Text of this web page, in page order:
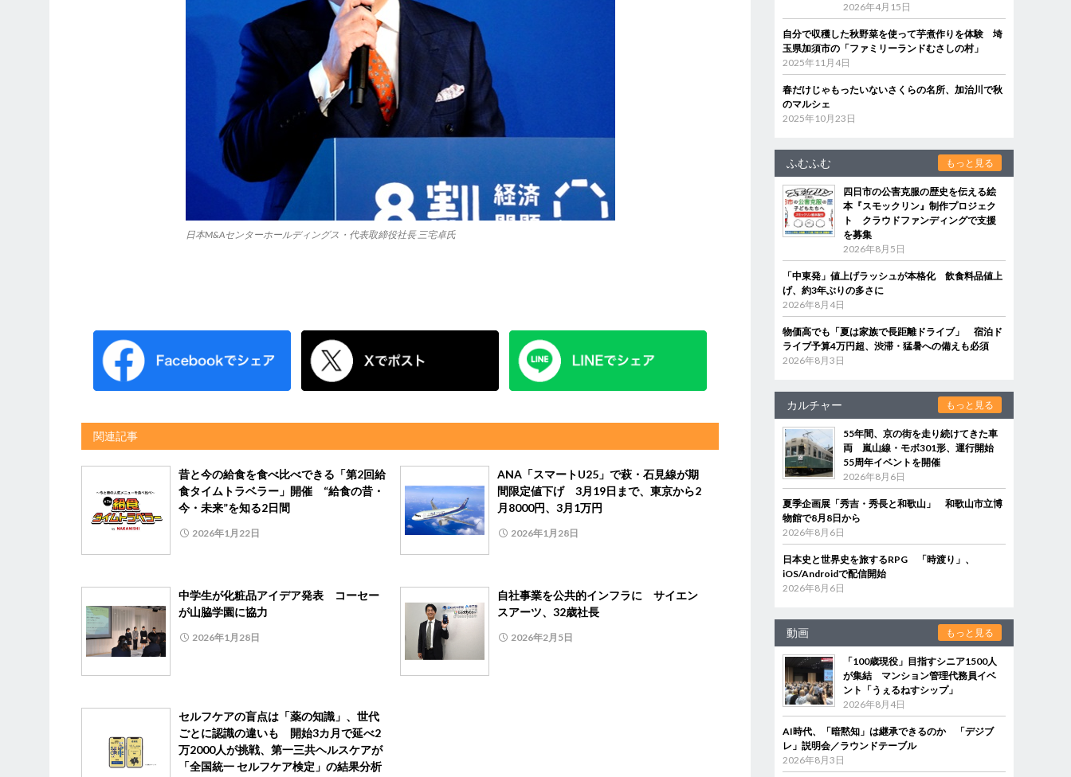
日本M&Aセンターホールディングス・代表取締役社長 三宅卓氏
関連記事
昔と今の給食を食べ比べできる「第2回給
食タイムトラベラー」開催 “給食の昔・
今・未来”を知る2日間
2026年1月22日
ANA「スマートU25」で萩・石見線が期
間限定値下げ 3月19日まで、東京から2
月8000円、3月1万円
2026年1月28日
中学生が化粧品アイデア発表 コーセー
が山脇学園に協力
2026年1月28日
自社事業を公共的インフラに サイエン
スアーツ、32歳社長
2026年2月5日
セルフケアの盲点は「薬の知識」、世代
ごとに認識の違いも 開始3カ月で延べ2
万2000人が挑戦、第一三共ヘルスケアが
「全国統一 セルフケア検定」の結果分析
2026年4月15日
自分で収穫した秋野菜を使って芋煮作りを体験 埼
玉県加須市の「ファミリーランドむさしの村」
2025年11月4日
春だけじゃもったいないさくらの名所、加治川で秋
のマルシェ
2025年10月23日
ふむふむ もっと見る
四日市の公害克服の歴史を伝える絵
本『スモックリン』制作プロジェク
ト クラウドファンディングで支援
を募集
2026年8月5日
「中東発」値上げラッシュが本格化 飲食料品値上
げ、約3年ぶりの多さに
2026年8月4日
物価高でも「夏は家族で長距離ドライブ」 宿泊ド
ライブ予算4万円超、渋滞・猛暑への備えも必須
2026年8月3日
カルチャー もっと見る
55年間、京の街を走り続けてきた車
両 嵐山線・モボ301形、運行開始
55周年イベントを開催
2026年8月6日
夏季企画展「秀吉・秀長と和歌山」 和歌山市立博
物館で8月8日から
2026年8月6日
日本史と世界史を旅するRPG 「時渡り」、
iOS/Androidで配信開始
2026年8月6日
動画 もっと見る
「100歳現役」目指すシニア1500人
が集結 マンション管理代務員イベ
ント「うぇるねすシップ」
2026年8月4日
AI時代、「暗黙知」は継承できるのか 「デジブ
レ」説明会／ラウンドテーブル
2026年8月3日